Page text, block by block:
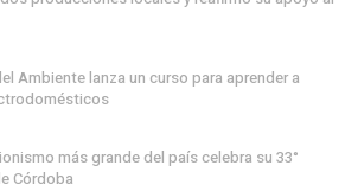
Ambiente lanza un curso para aprender a
más grande del país celebra su 33°
Córdoba